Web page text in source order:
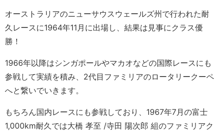
オーストラリアのニューサウスウェールズ州で行われた耐
久レースに1964年11月に出場し、結果は見事にクラス優
勝！
1966年以降はシンガポールやマカオなどの国際レースにも
参戦して実績を積み、2代目ファミリアのロータリークーペ
へと繋いでいきます。
もちろん国内レースにも参戦しており、1967年7月の富士
1,000km耐久では大橋 孝至 /寺田 陽次郎 組のファミリアク